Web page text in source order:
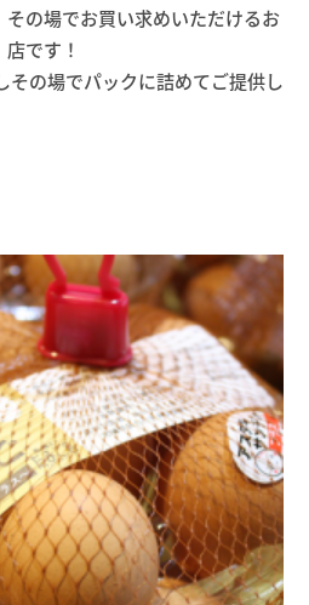
その場でお買い求めいただけるお
店です！
の場でパックに詰めてご提供し